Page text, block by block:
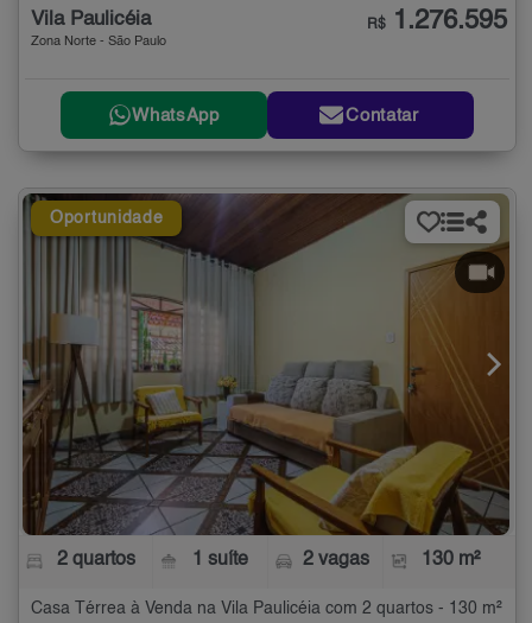
Vila Paulicéia
Zona Norte - São Paulo
R$ 1.276.595
WhatsApp Contatar
Oportunidade
2 quartos 1 suíte 2 vagas 130 m²
Casa Térrea à Venda na Vila Paulicéia com 2 quartos - 130 m²